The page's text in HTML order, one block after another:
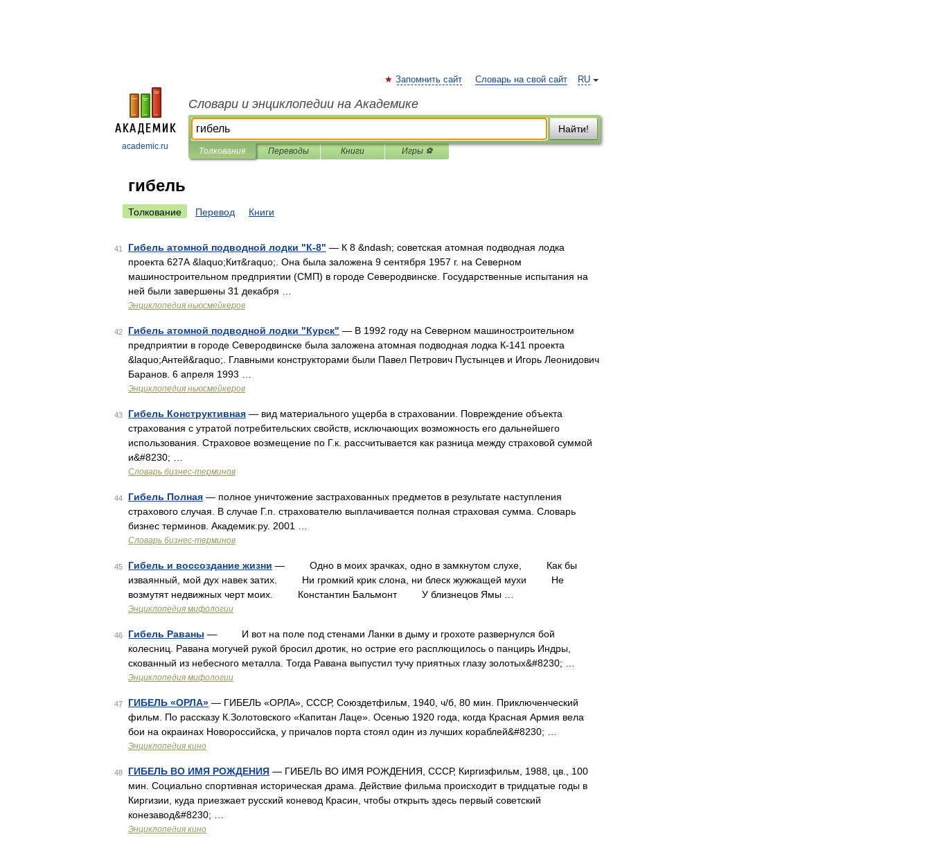
academic.ru
RU
Запомнить сайт Словарь на свой сайт
Словари и энциклопедии на Академике
Найти!
Толкования Переводы Книги Игры ⚽
гибель
Толкование Перевод Книги
41 Гибель атомной подводной лодки "К-8" — К 8 &ndash; советская атомная подводная лодка
проекта 627А &laquo;Кит&raquo;. Она была заложена 9 сентября 1957 г. на Северном
машиностроительном предприятии (СМП) в городе Северодвинске. Государственные испытания на
ней были завершены 31 декабря …
Энциклопедия ньюсмейкеров
42 Гибель атомной подводной лодки "Курск" — В 1992 году на Северном машиностроительном
предприятии в городе Северодвинске была заложена атомная подводная лодка К‑141 проекта
&laquo;Антей&raquo;. Главными конструкторами были Павел Петрович Пустынцев и Игорь Леонидович
Баранов. 6 апреля 1993 …
Энциклопедия ньюсмейкеров
43 Гибель Конструктивная — вид материального ущерба в страховании. Повреждение объекта
страхования с утратой потребительских свойств, исключающих возможность его дальнейшего
использования. Страховое возмещение по Г.к. рассчитывается как разница между страховой суммой
и&#8230; …
Словарь бизнес-терминов
44 Гибель Полная — полное уничтожение застрахованных предметов в результате наступления
страхового случая. В случае Г.п. страхователю выплачивается полная страховая сумма. Словарь
бизнес терминов. Академик.ру. 2001 …
Словарь бизнес-терминов
45 Гибель и воссоздание жизни — Одно в моих зрачках, одно в замкнутом слухе, Как бы
изваянный, мой дух навек затих. Ни громкий крик слона, ни блеск жужжащей мухи Не
возмутят недвижных черт моих. Константин Бальмонт У близнецов Ямы …
Энциклопедия мифологии
46 Гибель Раваны — И вот на поле под стенами Ланки в дыму и грохоте развернулся бой
колесниц. Равана могучей рукой бросил дротик, но острие его расплющилось о панцирь Индры,
скованный из небесного металла. Тогда Равана выпустил тучу приятных глазу золотых&#8230; …
Энциклопедия мифологии
47 ГИБЕЛЬ «ОРЛА» — ГИБЕЛЬ «ОРЛА», СССР, Союздетфильм, 1940, ч/б, 80 мин. Приключенческий
фильм. По рассказу К.Золотовского «Капитан Лаце». Осенью 1920 года, когда Красная Армия вела
бои на окраинах Новороссийска, у причалов порта стоял один из лучших кораблей&#8230; …
Энциклопедия кино
48 ГИБЕЛЬ ВО ИМЯ РОЖДЕНИЯ — ГИБЕЛЬ ВО ИМЯ РОЖДЕНИЯ, СССР, Киргизфильм, 1988, цв., 100
мин. Социально спортивная историческая драма. Действие фильма происходит в тридцатые годы в
Киргизии, куда приезжает русский коневод Красин, чтобы открыть здесь первый советский
конезавод&#8230; …
Энциклопедия кино